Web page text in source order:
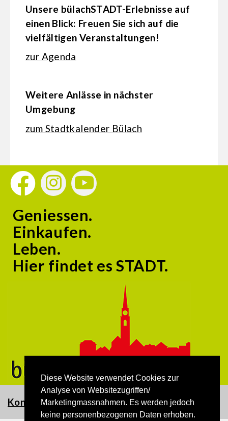
Diese Website verwendet Cookies zur
Analyse von Websitezugriffen/
Marketingmassnahmen. Es werden jedoch
keine personenbezogenen Daten erhoben.
Unsere bülachSTADT-Erlebnisse auf
einen Blick: Freuen Sie sich auf die
vielfältigen Veranstaltungen!
zur Agenda
Weitere Anlässe in nächster
Umgebung
zum Stadtkalender Bülach
Geniessen.
Einkaufen.
Leben.
Hier findet es STADT.
Kontakt